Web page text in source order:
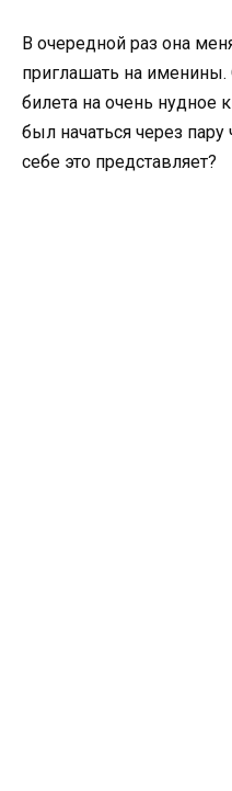
В очередной раз она
приглашать на
билета на очень нудное
был начаться через пару
себе это представляет?